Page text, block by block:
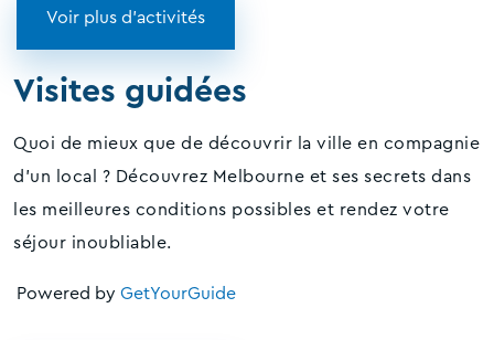
Voir plus d'activités
Visites guidées
Quoi de mieux que de découvrir la ville en compagnie
d'un local ? Découvrez Melbourne et ses secrets dans
les meilleures conditions possibles et rendez votre
séjour inoubliable.
Powered by GetYourGuide